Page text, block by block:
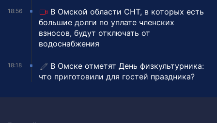
18:56
В Омской области СНТ, в которых есть
большие долги по уплате членских
взносов, будут отключать от
водоснабжения
18:18
В Омске отметят День физкультурника:
что приготовили для гостей праздника?